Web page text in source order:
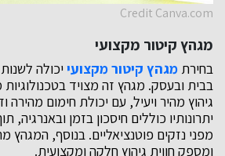
Credit Canva.com
מגהץ קיטור מקצועי
בחירת מגהץ קיטור מקצועי יכולה
בבית ובעסק. מגהץ זה מצויד
גיהוץ מהיר ויעיל, עם יכולת חימום מהירה
יתרונותיו כוללים חיסכון בזמן
מפני נזקים פוטנציאליים. בנוסף, המגהץ
ומספק חווית גיהוץ חלקה ומקצועית.